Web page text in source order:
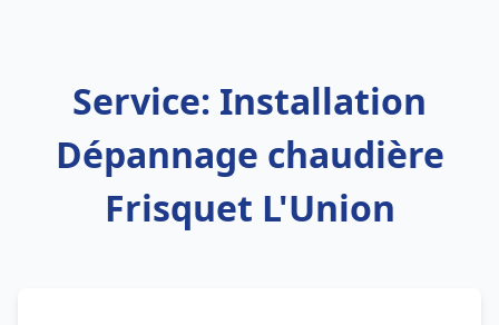
Service: Installation
Dépannage chaudière
Frisquet L'Union